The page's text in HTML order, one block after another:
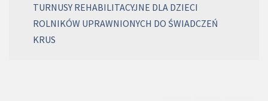
TURNUSY REHABILITACYJNE DLA DZIECI
ROLNIKÓW UPRAWNIONYCH DO ŚWIADCZEŃ
KRUS